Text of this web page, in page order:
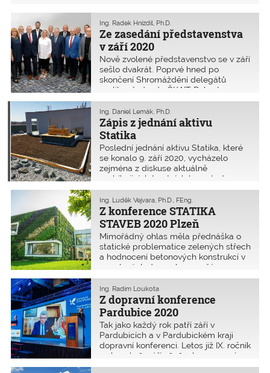
autorizovaných osob. Z pěti nezvolených byli dva v
předchozím období členy stavovského soudu.
Ze zasedání představenstva
v září 2020
Ing. Radek Hnízdil, Ph.D.
Nově zvolené představenstvo se v září
sešlo dvakrát. Poprvé hned po
skončení Shromáždění delegátů
zvolilo předsedu ČKAIT Roberta
Špalka a 1. místopředsedu Aloise
Maternu. Na druhém zasedání zvolilo
Pavla Křečka, čestným
místopředsedou ČKAIT.
Zápis z jednání aktivu
Statika
Ing. Daniel Lemák, Ph.D.
Poslední jednání aktivu Statika, které
se konalo 9. září 2020, vycházelo
zejména z diskuse aktuálně
probíhajících trestních kauz, tedy
„České Třebové“, „Studénky“ a „lávky v
Tróji“. Bylo debatováno, jak uplatnit
zkušenosti z průběhu trestního řízení o
„České Třebové“ a jaká by měla být
optimální reakce Komory v takovýchto
kauzách. Názorem většiny přítomných
členů aktivu je aktivní postoj Komory
již v průběhu soudních kauz.
Z konference STATIKA
STAVEB 2020 Plzeň
Ing. Luděk Vejvara, Ph.D., FEng.
Mimořádný ohlas měla přednáška o
statické problematice zelených střech
a hodnocení betonových konstrukcí v
panelových domech po požáru.
Nejčastěji řešenými tématy byly
úpravy nosných konstrukcí a vady na
stavbách.
Z dopravní konference
Pardubice 2020
Ing. Radim Loukota
Tak jako každý rok patří září v
Pardubicích a v Pardubickém kraji
dopravní konferenci. Letos již IX. ročník
se konal 10. září 2020 v kongresovém
centru Palác Pardubice.